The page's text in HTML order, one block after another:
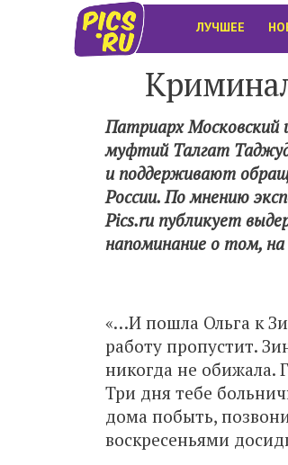
ЛУЧШЕЕ
Патриарх Московский
муфтий Талгат
и поддерживают
России. По мнению
Pics.ru публикует
напоминание о том,
«…И пошла Ольга к
работу пропустит.
никогда не обижала.
Три дня тебе
дома побыть,
воскресеньями